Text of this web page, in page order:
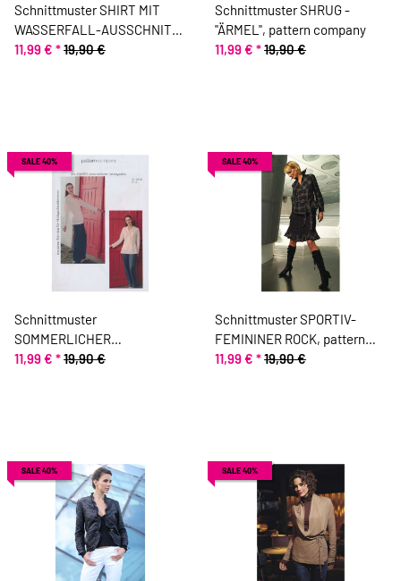
Schnittmuster SHIRT MIT
WASSERFALL-AUSSCHNITT,
pattern company
11,99 € *19,90 €
Schnittmuster SHRUG -
"ÄRMEL", pattern company
11,99 € *19,90 €
SALE 40%
Schnittmuster
SOMMERLICHER
JERSEYSAKKO, pattern
11,99 € *19,90 €
SALE 40%
Schnittmuster SPORTIV-
FEMININER ROCK, pattern
company
11,99 € *19,90 €
SALE 40% SALE 40%